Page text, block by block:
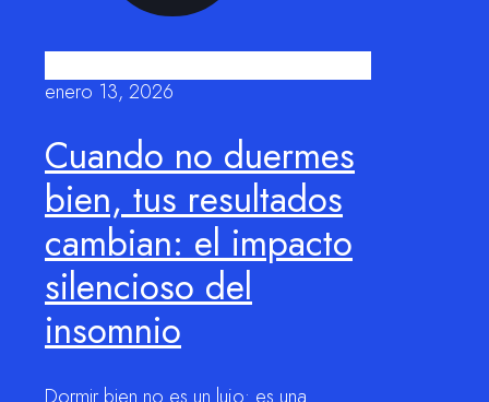
enero 13, 2026
Cuando no duermes
bien, tus resultados
cambian: el impacto
silencioso del
insomnio
Dormir bien no es un lujo: es una